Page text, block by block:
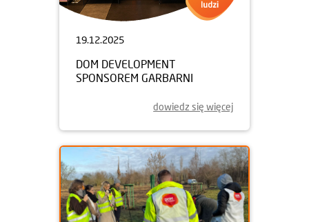
19.12.2025
DOM DEVELOPMENT
SPONSOREM GARBARNI
dowiedz się więcej